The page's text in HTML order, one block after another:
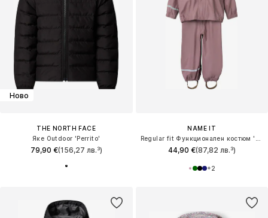
Ново
THE NORTH FACE
Яке Outdoor 'Perrito'
79,90 €(156,27 лв.³)
NAME IT
44,90 €(87,82 лв.³)
+2